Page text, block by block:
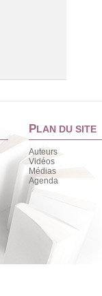
PLAN DU SITE
Auteurs
Vidéos
Médias
Agenda